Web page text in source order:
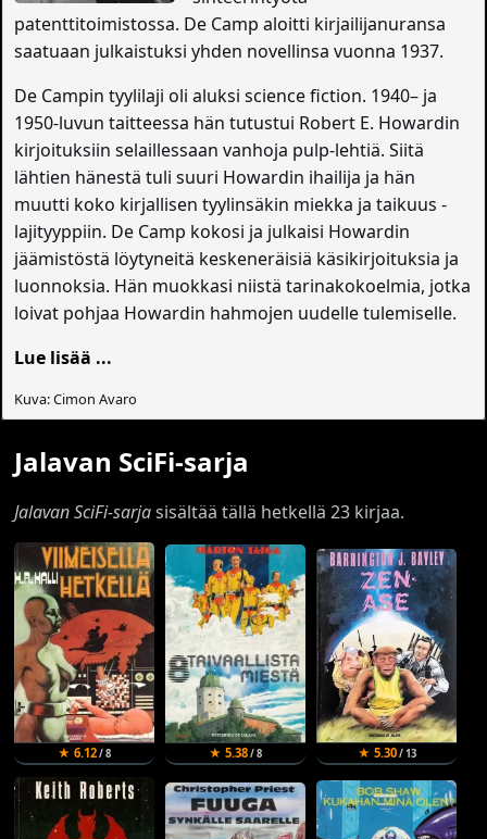
patenttitoimistossa. De Camp aloitti kirjailijanuransa
saatuaan julkaistuksi yhden novellinsa vuonna 1937.
De Campin tyylilaji oli aluksi science fiction. 1940– ja
1950-luvun taitteessa hän tutustui Robert E. Howardin
kirjoituksiin selaillessaan vanhoja pulp-lehtiä. Siitä
lähtien hänestä tuli suuri Howardin ihailija ja hän
muutti koko kirjallisen tyylinsäkin miekka ja taikuus -
lajityyppiin. De Camp kokosi ja julkaisi Howardin
jäämistöstä löytyneitä keskeneräisiä käsikirjoituksia ja
luonnoksia. Hän muokkasi niistä tarinakokoelmia, jotka
loivat pohjaa Howardin hahmojen uudelle tulemiselle.
Lue lisää ...
Kuva: Cimon Avaro
Jalavan SciFi-sarja
Jalavan SciFi-sarjasisältää tällä hetkellä 23 kirjaa.
★ 6.12/ 8 ★ 5.38/ 8 ★ 5.30/ 13